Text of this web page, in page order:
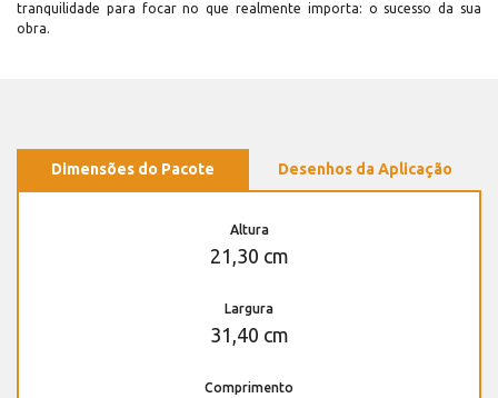
tranquilidade para focar no que realmente importa: o sucesso da sua
obra.
Dimensões do Pacote Desenhos da Aplicação
Altura
21,30 cm
Largura
31,40 cm
Comprimento